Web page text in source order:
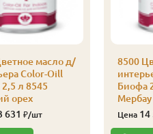
масло д/
Color-Oill
л 8545
орех
631 ₽/шт
8500
Биофа
Мербау
Цена 14